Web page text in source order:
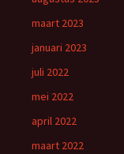
maart 2023
januari 2023
juli 2022
mei 2022
april 2022
maart 2022